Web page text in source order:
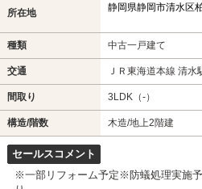
所在地 静岡県静岡市清水区
種類 中古一戸建て
交通 ＪＲ東海道本線 清
間取り 3LDK（-）
構造/階数 木造/地上2階建
セールスコメント
※一部リフォーム予定※防蟻処理実施